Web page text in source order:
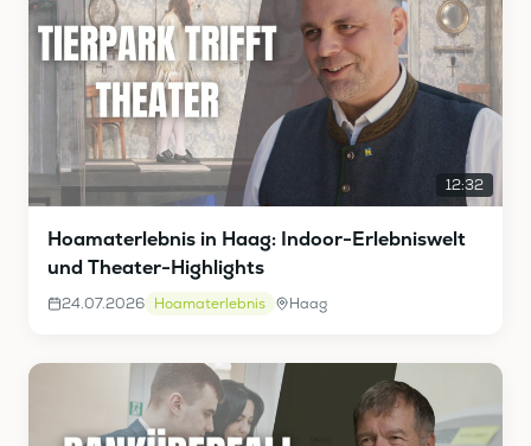
12:32
Hoamaterlebnis in Haag: Indoor-Erlebniswelt
und Theater-Highlights
24.07.2026 Hoamaterlebnis Haag